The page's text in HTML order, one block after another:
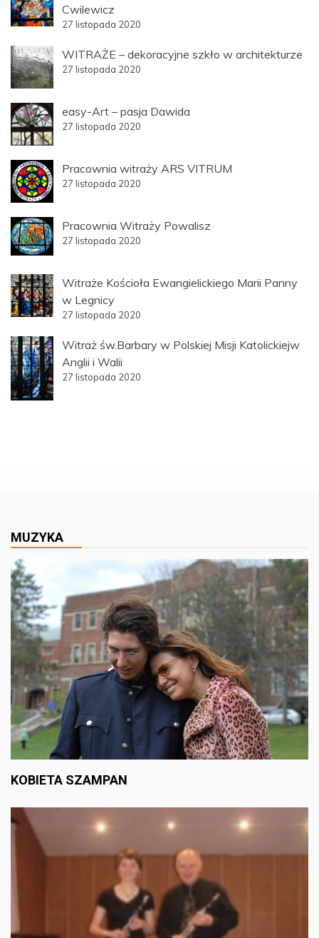
Cwilewicz
27 listopada 2020
WITRAŻE – dekoracyjne szkło w architekturze
27 listopada 2020
easy-Art – pasja Dawida
27 listopada 2020
Pracownia witraży ARS VITRUM
27 listopada 2020
Pracownia Witraży Powalisz
27 listopada 2020
Witraże Kościoła Ewangielickiego Marii Panny
w Legnicy
27 listopada 2020
Witraż św.Barbary w Polskiej Misji Katolickiejw
Anglii i Walii
27 listopada 2020
MUZYKA
KOBIETA SZAMPAN